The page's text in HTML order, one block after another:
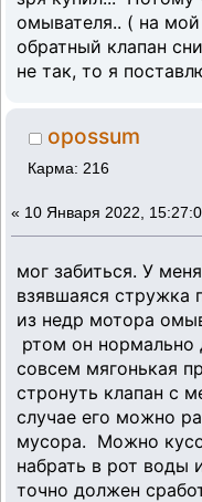
омывателя.. ( на мой
обратный клапан
не так, то я
opossum
Карма: 216
« 10 Января 2022,
мог забиться. У
взявшаяся стружка
из недр мотора
ртом он нормально
совсем мягонькая
стронуть клапан с
случае его можно
мусора. Можно
набрать в рот воды
точно должен